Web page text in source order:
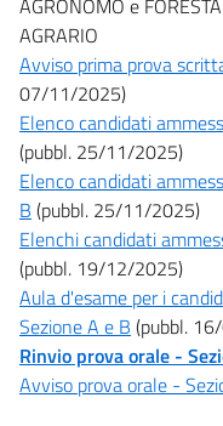
AGRONOMO e
AGRARIO
Avviso prima prova
07/11/2025)
Elenco candidati
(pubbl. 25/11/2025)
Elenco candidati
B (pubbl. 25/11/2025)
Elenchi candidati
(pubbl. 19/12/2025)
Aula d'esame per i
Sezione A e B (pubbl.
Rinvio prova orale -
Avviso prova orale -